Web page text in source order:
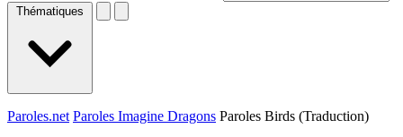
Thématiques
Paroles.net Paroles Imagine Dragons Paroles Birds (Traduction)